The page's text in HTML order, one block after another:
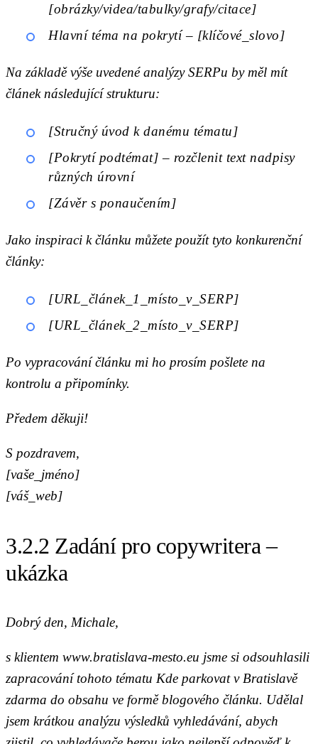
[obrázky/videa/tabulky/grafy/citace]
Hlavní téma na pokrytí – [klíčové_slovo]
Na základě výše uvedené analýzy SERPu by měl mít
článek následující strukturu:
[Stručný úvod k danému tématu]
[Pokrytí podtémat] – rozčlenit text nadpisy
různých úrovní
[Závěr s ponaučením]
Jako inspiraci k článku můžete použít tyto konkurenční
články:
[URL_článek_1_místo_v_SERP]
[URL_článek_2_místo_v_SERP]
Po vypracování článku mi ho prosím pošlete na
kontrolu a připomínky.
Předem děkuji!
S pozdravem,
[vaše_jméno]
[váš_web]
3.2.2 Zadání pro copywritera –
ukázka
Dobrý den, Michale,
s klientem www.bratislava-mesto.eu jsme si odsouhlasili
zapracování tohoto tématu Kde parkovat v Bratislavě
zdarma do obsahu ve formě blogového článku. Udělal
jsem krátkou analýzu výsledků vyhledávání, abych